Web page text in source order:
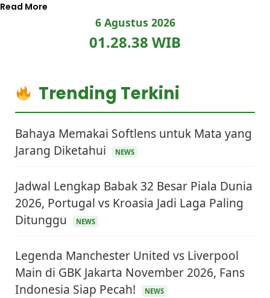
Read More
6 Agustus 2026
01.28.39 WIB
Trending Terkini
Bahaya Memakai Softlens untuk Mata yang
Jarang Diketahui
NEWS
Jadwal Lengkap Babak 32 Besar Piala Dunia
2026, Portugal vs Kroasia Jadi Laga Paling
Ditunggu
NEWS
Legenda Manchester United vs Liverpool
Main di GBK Jakarta November 2026, Fans
Indonesia Siap Pecah!
NEWS